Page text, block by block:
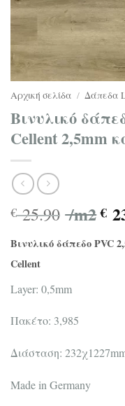
Αρχική σελίδα / Δάπεδα
Βινυλικό
Cellent 2,5mm
€25.90 /m2 €
Βινυλικό δάπεδο PVC
Cellent
Layer: 0,5mm
Πακέτο: 3,985
Διάσταση:
Made in Germany